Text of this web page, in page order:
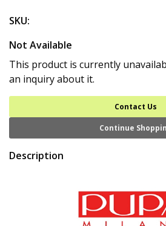
SKU:
Not Available
This product is currently
an inquiry about it.
Contact Us
Continue
Description